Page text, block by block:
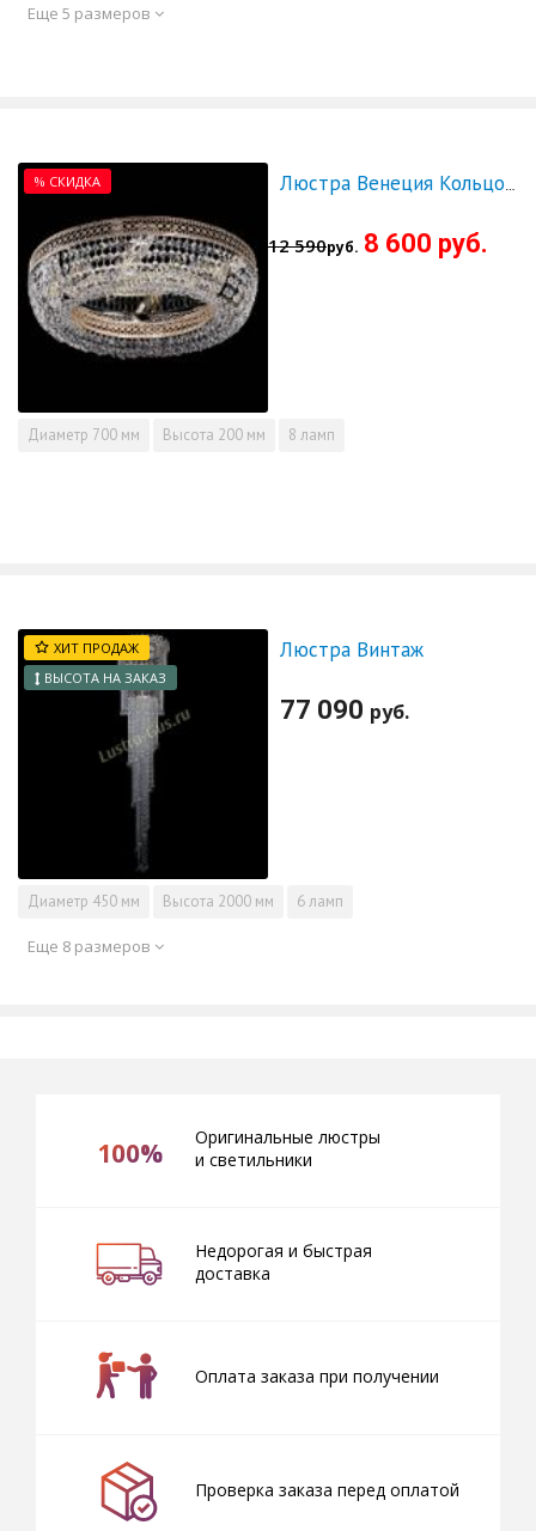
Еще 5 размеров
% СКИДКА
12 590руб. 8 600 руб.
Диаметр 700 мм Высота 200 мм 8 ламп
ХИТ ПРОДАЖ
ВЫСОТА НА ЗАКАЗ
Люстра Винтаж
77 090 руб.
Диаметр 450 мм Высота 2000 мм 6 ламп
Еще 8 размеров
100%
Оригинальные люстры
и светильники
Недорогая и быстрая
доставка
Оплата заказа при получении
Проверка заказа перед оплатой